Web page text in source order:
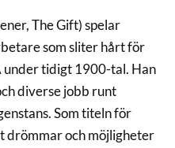
The Gift) spelar
som sliter hårt för
under tidigt 1900-tal. Han
diverse jobb runt
Som titeln för
drömmar och möjligheter